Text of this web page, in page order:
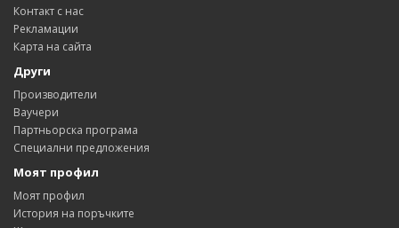
Контакт с нас
Рекламации
Карта на сайта
Други
Производители
Ваучери
Партньорска програма
Специални предложения
Моят профил
Моят профил
История на поръчките